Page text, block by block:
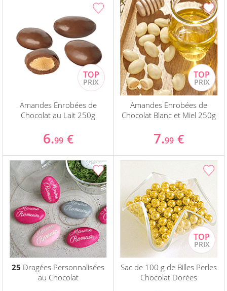
Amandes Enrobées de
Chocolat au Lait 250g
6.99 €
Amandes Enrobées de
Chocolat Blanc et Miel 250g
7.99 €
25 Dragées Personnalisées
au Chocolat
Sac de 100 g de Billes Perles
Chocolat Dorées